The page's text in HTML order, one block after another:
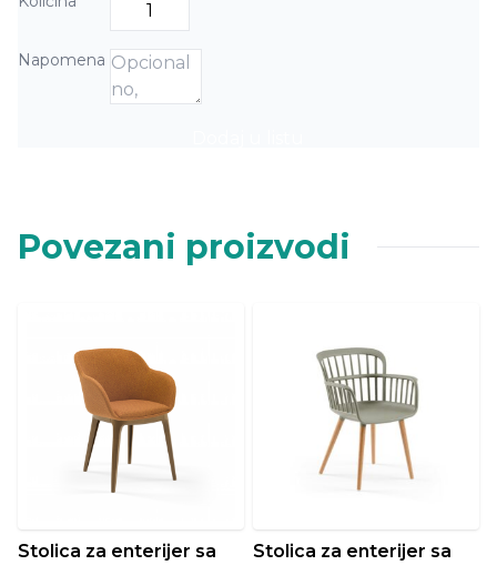
Napomena
Povezani proizvodi
Stolica za enterijer sa
Stolica za enterijer sa